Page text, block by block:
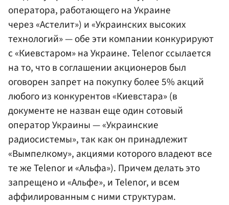
оператора, работающего на Украине
через «Астелит») и «Украинских высоких
технологий» — обе эти компании конкурируют
с «Киевстаром» на Украине. Telenor ссылается
на то, что в соглашении акционеров был
оговорен запрет на покупку более 5% акций
любого из конкурентов «Киевстара» (в
документе не назван еще один сотовый
оператор Украины — «Украинские
радиосистемы», так как он принадлежит
«Вымпелкому», акциями которого владеют все
те же Telenor и «Альфа»). Причем делать это
запрещено и «Альфе», и Telenor, и всем
аффилированным с ними структурам.